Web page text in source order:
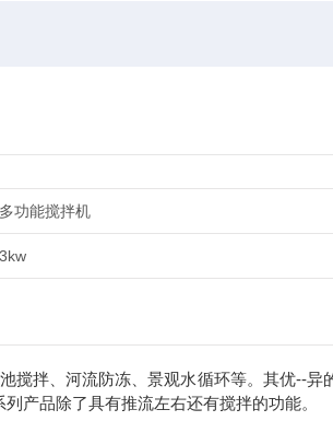
多功能搅拌机
3kw
搅拌、河流防冻、景观水循环等。其优--异
产品除了具有推流左右还有搅拌的功能。